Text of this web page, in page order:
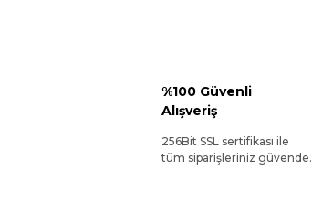
%100 Güvenli
Alışveriş
256Bit SSL sertifikası ile
tüm siparişleriniz güvende.